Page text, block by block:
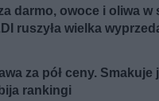
darmo, owoce i oliwa w
ruszyła wielka
za pół ceny. Smakuje
rankingi